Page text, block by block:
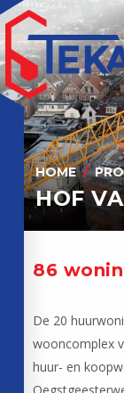
HOME
HOF
86
De 20
wooncomplex
huur- en